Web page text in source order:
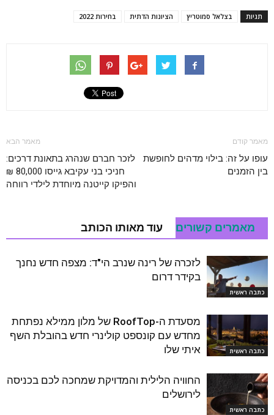
תגיות בצלאל סמוטריץ הציונות הדתית בחירות 2022
מאמר קודם
עופו על זה: בילוי מדהים לחופשת
בין הזמנים
מאמר הבא
לזכר חברם שנהרג בתאונת דרכים:
חניכי בני עקיבא גייסו 80,000 ₪
והפיקו קייטנה מיוחדת לילדי רווחה
מאמרים קשורים עוד מאותו הכותב
כתבה ראשית
לזכרה של רינה שנרב הי"ד: מצפה חדש נחנך
בקידר דרום
כתבה ראשית
מסעדת ה-RoofTop של מלון ממילא נפתחת
מחדש עם קונספט קולינרי חדש בהובלת השף
איתי שלו
כתבה ראשית
החוויה הלילית והמדויקת שמחכה לכם בכניסה
לירושלים